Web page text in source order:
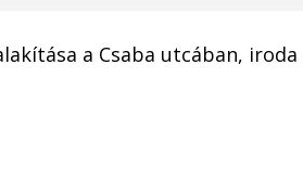
a Csaba utcában, iroda